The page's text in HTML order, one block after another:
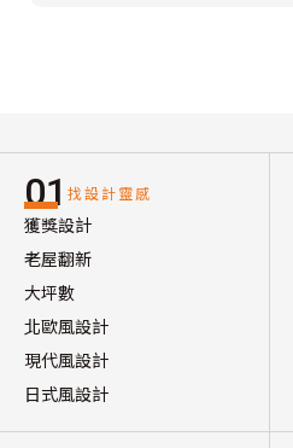
01 找設計靈感
獲獎設計
老屋翻新
大坪數
北歐風設計
現代風設計
日式風設計